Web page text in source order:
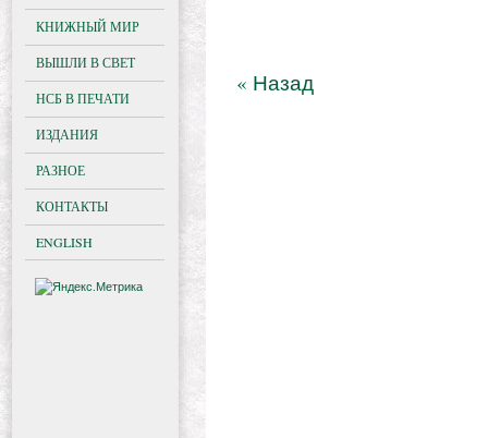
« Назад
КНИЖНЫЙ МИР
ВЫШЛИ В СВЕТ
НСБ В ПЕЧАТИ
ИЗДАНИЯ
РАЗНОЕ
КОНТАКТЫ
ENGLISH